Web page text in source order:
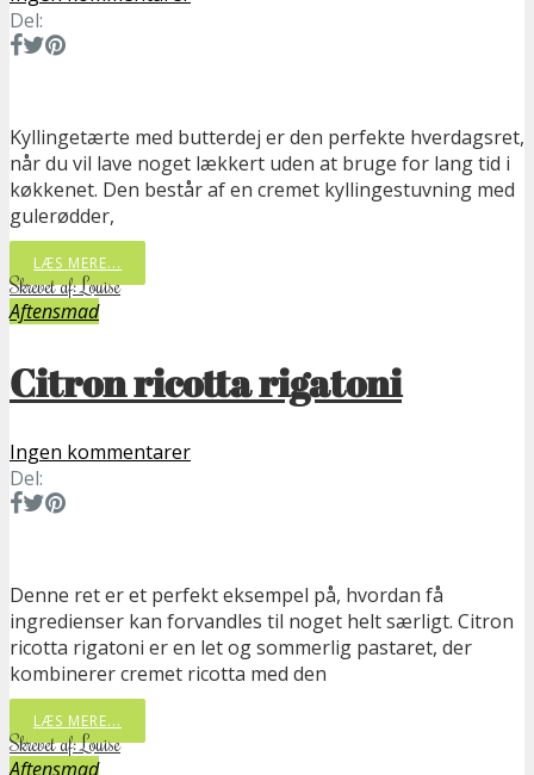
Del:
Kyllingetærte med butterdej er den perfekte hverdagsret,
når du vil lave noget lækkert uden at bruge for lang tid i
køkkenet. Den består af en cremet kyllingestuvning med
gulerødder,
LÆS MERE...
Skrevet af: Louise
Aftensmad
Citron ricotta rigatoni
Ingen kommentarer
Del:
Denne ret er et perfekt eksempel på, hvordan få
ingredienser kan forvandles til noget helt særligt. Citron
ricotta rigatoni er en let og sommerlig pastaret, der
kombinerer cremet ricotta med den
LÆS MERE...
Skrevet af: Louise
Aftensmad